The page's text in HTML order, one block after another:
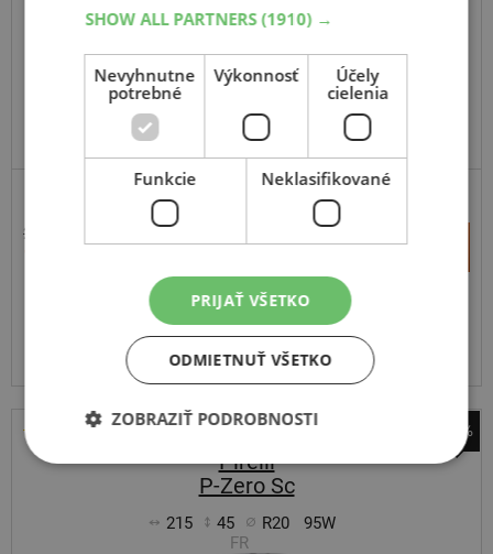
215 45 R20
95T
273,68 €
SKLADOM Expedujeme do 3-8 prac. dní
Na predajni v Bratislave do 3-8 prac. dní.
Centrálny sklad ČR 20 ks.
-58%
Pirelli
P-Zero Sc
215 45 R20
95W
FR
SHOW ALL PARTNERS(1910) →
Nevyhnutne
potrebné
Výkonnosť
Účely
cielenia
Funkcie Neklasifikované
PRIJAŤ VŠETKO
ODMIETNUŤ VŠETKO
ZOBRAZIŤ PODROBNOSTI